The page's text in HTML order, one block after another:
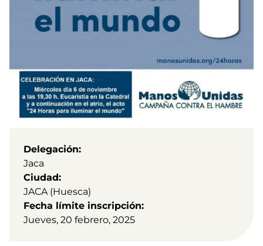
Delegación
Jaca
Ciudad
JACA (Huesca)
Fecha límite inscripción
Jueves, 20 febrero, 2025